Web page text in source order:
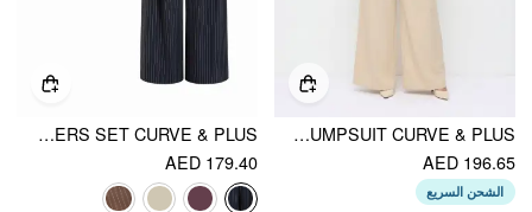
LINEN-BLEND MID RISE V-NECK RUCHED WIDE LEG JUMPSUIT CURVE & PLUS
AED 196.65
الشحن السريع
STRIPED BOAT NECK WRAP TOP & MID RISE WIDE LEG TROUSERS SET CURVE & PLUS
AED 179.40